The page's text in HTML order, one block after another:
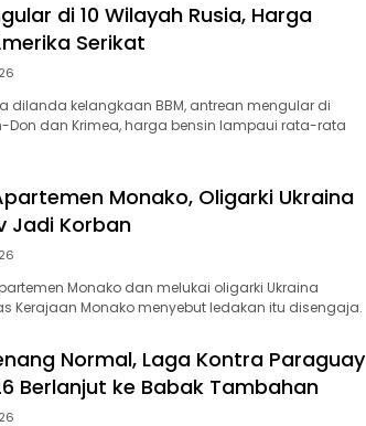
di 10 Wilayah Rusia, Harga
Serikat
dilanda kelangkaan BBM, antrean mengular di
Don dan Krimea, harga bensin lampaui rata-rata
Monako, Oligarki Ukraina
Jadi Korban
Monako dan melukai oligarki Ukraina
Kerajaan Monako menyebut ledakan itu disengaja.
Normal, Laga Kontra Paraguay
Berlanjut ke Babak Tambahan